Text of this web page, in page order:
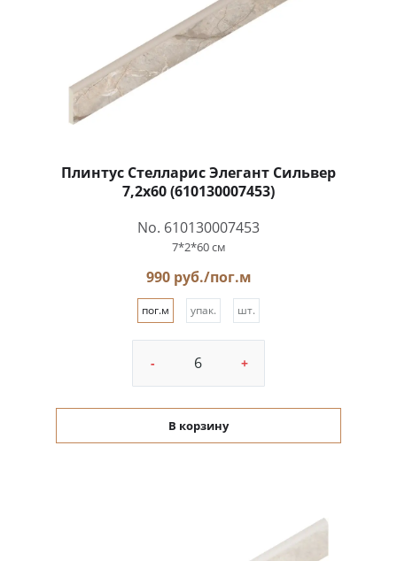
Плинтус Стелларис Элегант Сильвер
7,2x60 (610130007453)
No. 610130007453
7*2*60 см
990 руб./пог.м
пог.м упак. шт.
- +
В корзину